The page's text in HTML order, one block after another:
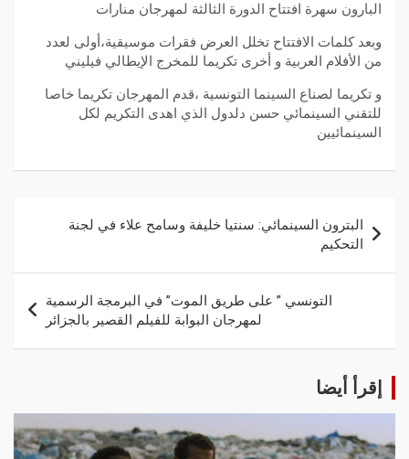
البارون سهرة افتتاح الدورة الثالثة لمهرجان منارات
وبعد كلمات الافتتاح تخلل العرض فقرات موسيقية،أولى لعدد
من الأفلام العربية و أخرى تكريما للمخرج الإيطالي فيليني
و تكريما لصناع السينما التونسية ،قدم المهرجان تكريما خاصا
للتقني السينمائي حسن دلدول الذي اهدى التكريم لكل
السينمائيين
البترون السينمائي: سنتيا خليفة وسامح علاء في لجنة
التحكيم ‏
التونسي ” على طريق الموت” في البرمجة الرسمية
لمهرجان البوابة للفيلم القصير بالجزائر
إقرأ أيضا